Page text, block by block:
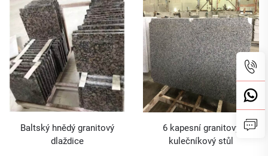
Baltský hnědý granitový
dlaždice
6 kapesní granitový
kulečníkový stůl